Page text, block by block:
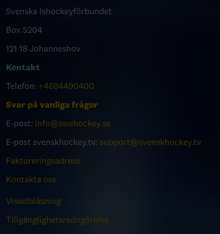
Svenska Ishockeyförbundet
Box 5204
121 18 Johanneshov
Kontakt
Telefon: +4684490400
Svar på vanliga frågor
E-post: info@swehockey.se
E-post svenskhockey.tv: support@svenskhockey.tv
Faktureringsadress
Kontakta oss
Visselblåsning
Tillgänglighetsredogörelse